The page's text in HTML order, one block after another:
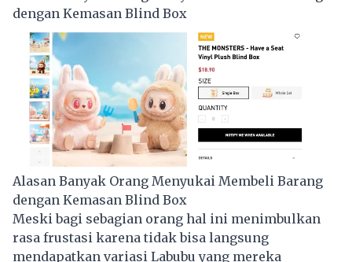
dengan Kemasan Blind Box
Alasan Banyak Orang Menyukai Membeli Barang
dengan Kemasan Blind Box
Meski bagi sebagian orang hal ini menimbulkan
rasa frustasi karena tidak bisa langsung
mendapatkan variasi Labubu yang mereka